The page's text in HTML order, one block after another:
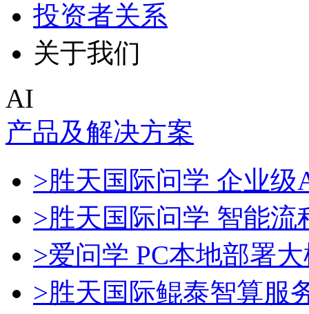
投资者关系
关于我们
AI
产品及解决方案
>胜天国际问学 企业级
>胜天国际问学 智能流
>爱问学 PC本地部署
>胜天国际鲲泰智算服